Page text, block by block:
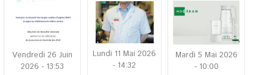
Vendredi 26 Juin
2026 - 13:53
Lundi 11 Mai 2026
- 14:32
Mardi 5 Mai 2026
- 10:00